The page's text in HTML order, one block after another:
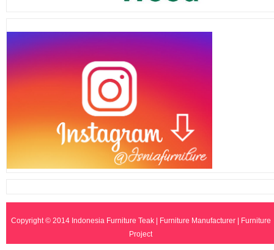
Copyright © 2014 Indonesia Furniture Teak | Furniture Manufacturer | Furniture
Project